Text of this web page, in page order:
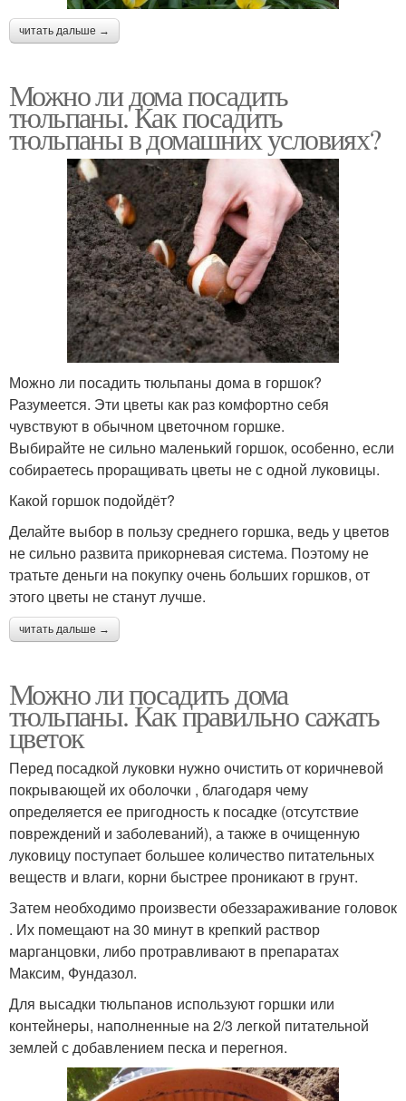
читать дальше →
Можно ли дома посадить
тюльпаны. Как посадить
тюльпаны в домашних условиях?
Можно ли посадить тюльпаны дома в горшок?
Разумеется. Эти цветы как раз комфортно себя
чувствуют в обычном цветочном горшке.
Выбирайте не сильно маленький горшок, особенно, если
собираетесь проращивать цветы не с одной луковицы.
Какой горшок подойдёт?
Делайте выбор в пользу среднего горшка, ведь у цветов
не сильно развита прикорневая система. Поэтому не
тратьте деньги на покупку очень больших горшков, от
этого цветы не станут лучше.
читать дальше →
Можно ли посадить дома
тюльпаны. Как правильно сажать
цветок
Перед посадкой луковки нужно очистить от коричневой
покрывающей их оболочки , благодаря чему
определяется ее пригодность к посадке (отсутствие
повреждений и заболеваний), а также в очищенную
луковицу поступает большее количество питательных
веществ и влаги, корни быстрее проникают в грунт.
Затем необходимо произвести обеззараживание головок
. Их помещают на 30 минут в крепкий раствор
марганцовки, либо протравливают в препаратах
Максим, Фундазол.
Для высадки тюльпанов используют горшки или
контейнеры, наполненные на 2/3 легкой питательной
землей с добавлением песка и перегноя.